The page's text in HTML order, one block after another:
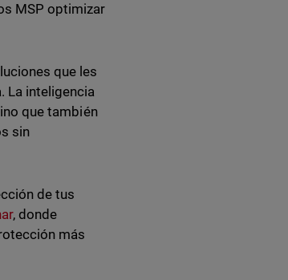
MSP optimizar
que les
La inteligencia
que también
sin
de tus
, donde
más